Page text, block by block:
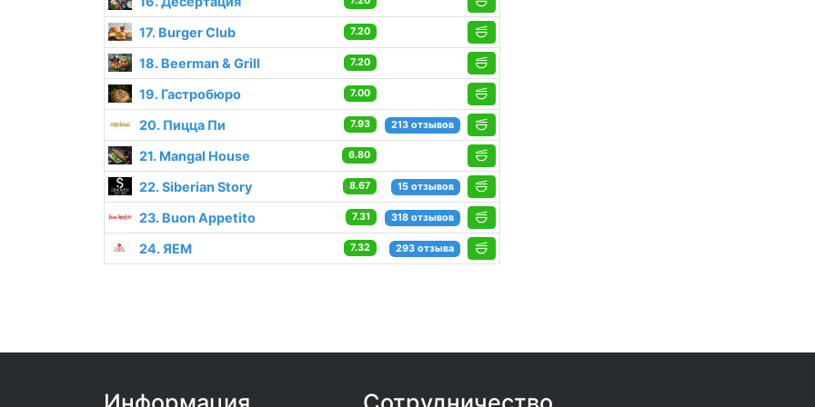
17. Burger Club 7.20
18. Beerman & Grill 7.20
19. Гастробюро 7.00
20. Пицца Пи 7.93 213 отзывов
21. Mangal House 6.80
22. Siberian Story 8.67 15 отзывов
23. Buon Appetito 7.31 318 отзывов
24. ЯЕМ 7.32 293 отзыва